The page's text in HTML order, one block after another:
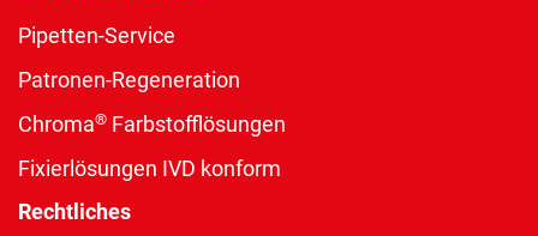
Pipetten-Service
Patronen-Regeneration
Chroma® Farbstofflösungen
Fixierlösungen IVD konform
Rechtliches